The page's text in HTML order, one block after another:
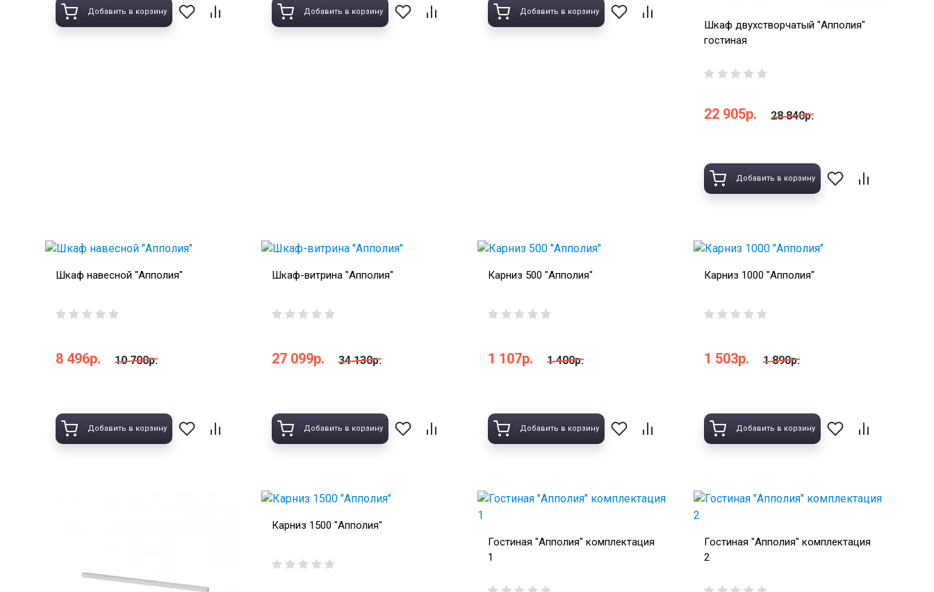
Добавить в корзину Добавить в корзину Добавить в корзину
Шкаф двухстворчатый "Апполия"
гостиная
22 905р. 28 840р.
Добавить в корзину
Шкаф навесной "Апполия"
8 496р. 10 700р.
Добавить в корзину
Шкаф-витрина "Апполия"
27 099р. 34 130р.
Добавить в корзину
Карниз 500 "Апполия"
1 107р. 1 400р.
Добавить в корзину
Карниз 1000 "Апполия"
1 503р. 1 890р.
Добавить в корзину
Карниз 1500 "Апполия"
Гостиная "Апполия" комплектация
1
Гостиная "Апполия" комплектация
2